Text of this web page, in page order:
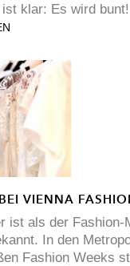
klar: Es wird bunt!
VIENNA
ist als der Fashion-
In den
Fashion Weeks